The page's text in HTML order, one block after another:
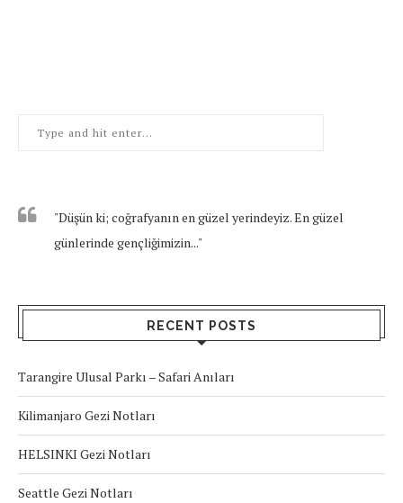
"Düşün ki; coğrafyanın en güzel yerindeyiz. En güzel
günlerinde gençliğimizin..."
RECENT POSTS
Tarangire Ulusal Parkı – Safari Anıları
Kilimanjaro Gezi Notları
HELSINKI Gezi Notları
Seattle Gezi Notları